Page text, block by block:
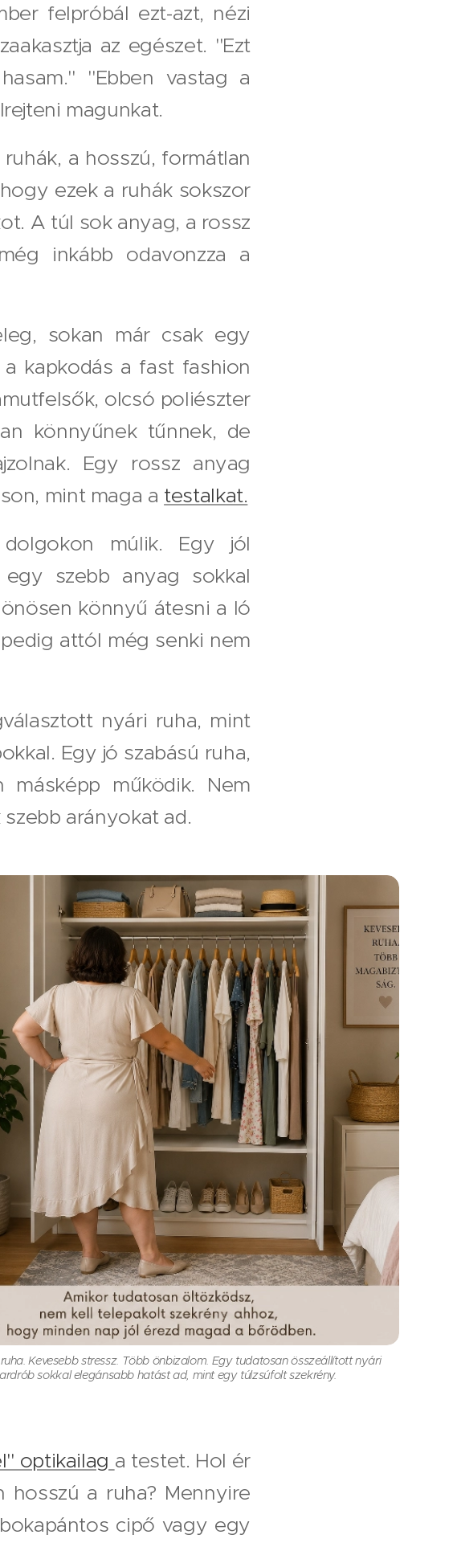
felpróbál ezt-azt, nézi
az egészet. "Ezt
"Ebben vastag a
magunkat.
a hosszú, formátlan
ezek a ruhák sokszor
A túl sok anyag, a rossz
inkább odavonzza a
sokan már csak egy
kapkodás a fast fashion
olcsó poliészter
könnyűnek tűnnek, de
Egy rossz anyag
mint maga a testalkat.
múlik. Egy jól
szebb anyag sokkal
könnyű átesni a ló
attól még senki nem
nyári ruha, mint
Egy jó szabású ruha,
másképp működik. Nem
arányokat ad.
Kevesebb stressz. Több önbizalom. Egy tudatosan összeállított nyári
sokkal elegánsabb hatást ad, mint egy túlzsúfolt szekrény.
optikailag a testet. Hol ér
a ruha? Mennyire
cipő vagy egy